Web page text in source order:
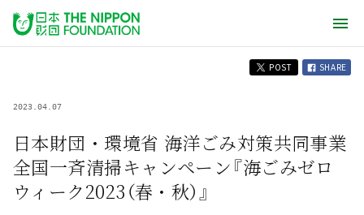
POST SHARE
2023.04.07
日本財団・環境省 海洋ごみ対策共同事業
全国一斉清掃キャンペーン『海ごみゼロ
ウィーク2023（春・秋）』